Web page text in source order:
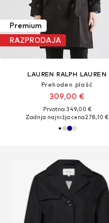
Premium
RAZPRODAJA
LAUREN RALPH LAUREN
Prehoden plašč
309,00 €
Prvotno: 349,00 €
Zadnja najnižja cena278,10 €